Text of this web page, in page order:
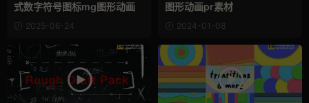
式数字符号图标mg图形动画
2025-06-24
图形动画pr素材
2024-01-08